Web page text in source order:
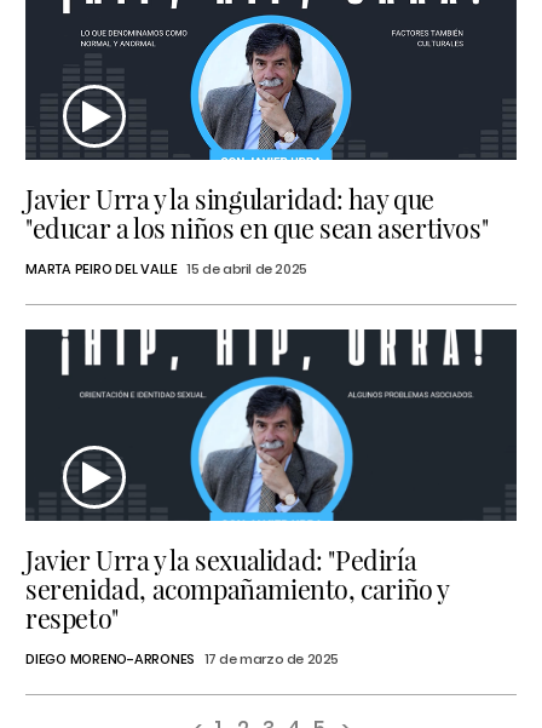
Javier Urra y la singularidad: hay que
"educar a los niños en que sean asertivos"
MARTA PEIRO DEL VALLE 15 de abril de 2025
Javier Urra y la sexualidad: "Pediría
serenidad, acompañamiento, cariño y
respeto"
DIEGO MORENO-ARRONES 17 de marzo de 2025